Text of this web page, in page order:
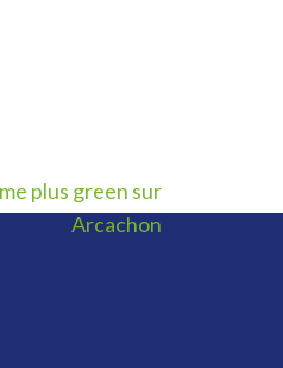
plus green sur
Arcachon